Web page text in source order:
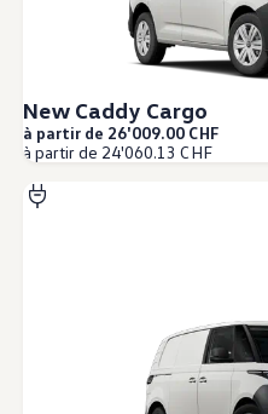
New Caddy Cargo
à partir de 26'009.00 CHF
à partir de 24'060.13 CHF